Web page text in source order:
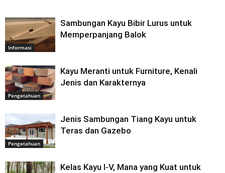
Informasi
Sambungan Kayu Bibir Lurus untuk
Memperpanjang Balok
Pengetahuan
Kayu Meranti untuk Furniture, Kenali
Jenis dan Karakternya
Pengetahuan
Jenis Sambungan Tiang Kayu untuk
Teras dan Gazebo
Kelas Kayu I-V, Mana yang Kuat untuk